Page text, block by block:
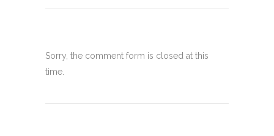
Sorry, the comment form is closed at this
time.